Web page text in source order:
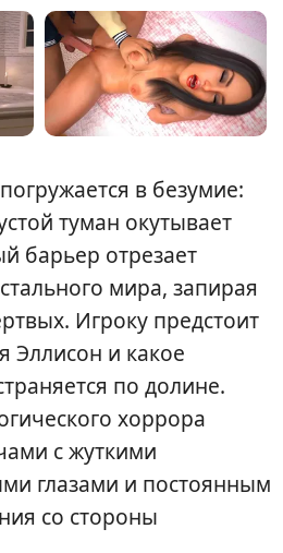
в безумие:
туман окутывает
барьер отрезает
мира, запирая
Игроку предстоит
Эллисон и какое
по долине.
хоррора
с жуткими
глазами и постоянным
со стороны